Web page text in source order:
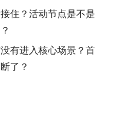
住？活动节点是不是
有进入核心场景？首
了？